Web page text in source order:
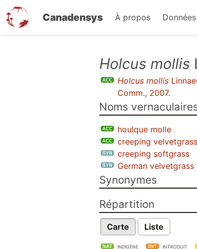
Canadensys À propos Données
Holcus mollis
Holcus mollis
Comm., 2007.
Noms
houlque molle
creeping velvetgrass
creeping softgrass
German velvetgrass
Synonymes
Répartition
Carte Liste
INDIGÈNE INTRODUIT